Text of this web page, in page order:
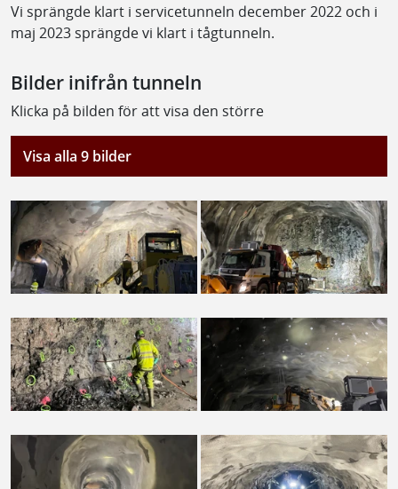
Vi sprängde klart i servicetunneln december 2022 och i
maj 2023 sprängde vi klart i tågtunneln.
Bilder inifrån tunneln
Klicka på bilden för att visa den större
Visa alla 9 bilder